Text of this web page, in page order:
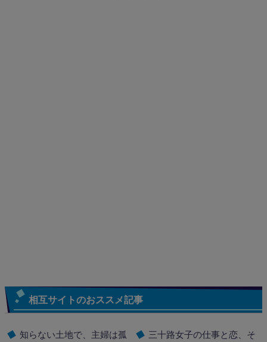
相互サイトのおススメ記事
知らない土地で、主婦は孤
三十路女子の仕事と恋、そ